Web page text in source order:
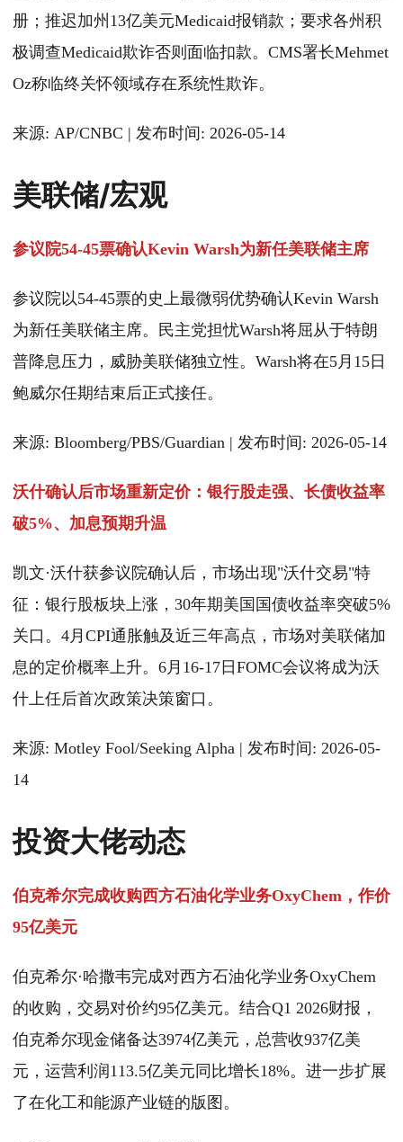
册；推迟加州13亿美元Medicaid报销款；要求各州积
极调查Medicaid欺诈否则面临扣款。CMS署长Mehmet
Oz称临终关怀领域存在系统性欺诈。
来源: AP/CNBC | 发布时间: 2026-05-14
美联储/宏观
参议院54-45票确认Kevin Warsh为新任美联储主席
参议院以54-45票的史上最微弱优势确认Kevin Warsh
为新任美联储主席。民主党担忧Warsh将屈从于特朗
普降息压力，威胁美联储独立性。Warsh将在5月15日
鲍威尔任期结束后正式接任。
来源: Bloomberg/PBS/Guardian | 发布时间: 2026-05-14
沃什确认后市场重新定价：银行股走强、长债收益率
破5%、加息预期升温
凯文·沃什获参议院确认后，市场出现"沃什交易"特
征：银行股板块上涨，30年期美国国债收益率突破5%
关口。4月CPI通胀触及近三年高点，市场对美联储加
息的定价概率上升。6月16-17日FOMC会议将成为沃
什上任后首次政策决策窗口。
来源: Motley Fool/Seeking Alpha | 发布时间: 2026-05-
14
投资大佬动态
伯克希尔完成收购西方石油化学业务OxyChem，作价
95亿美元
伯克希尔·哈撒韦完成对西方石油化学业务OxyChem
的收购，交易对价约95亿美元。结合Q1 2026财报，
伯克希尔现金储备达3974亿美元，总营收937亿美
元，运营利润113.5亿美元同比增长18%。进一步扩展
了在化工和能源产业链的版图。